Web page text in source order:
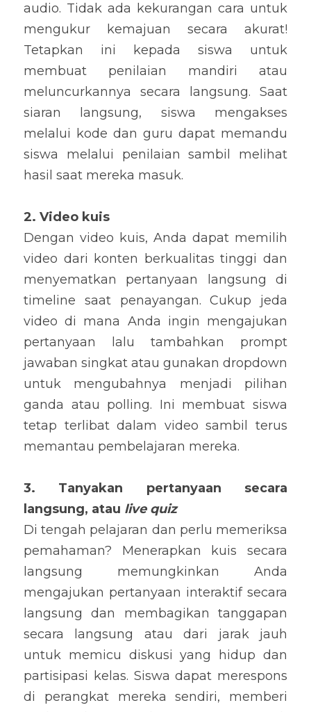
audio. Tidak ada kekurangan cara untuk
mengukur kemajuan secara akurat!
Tetapkan ini kepada siswa untuk
membuat penilaian mandiri atau
meluncurkannya secara langsung. Saat
siaran langsung, siswa mengakses
melalui kode dan guru dapat memandu
siswa melalui penilaian sambil melihat
hasil saat mereka masuk.
2. Video kuis
Dengan video kuis, Anda dapat memilih
video dari konten berkualitas tinggi dan
menyematkan pertanyaan langsung di
timeline saat penayangan. Cukup jeda
video di mana Anda ingin mengajukan
pertanyaan lalu tambahkan prompt
jawaban singkat atau gunakan dropdown
untuk mengubahnya menjadi pilihan
ganda atau polling. Ini membuat siswa
tetap terlibat dalam video sambil terus
memantau pembelajaran mereka.
3. Tanyakan pertanyaan secara
langsung, atau live quiz
Di tengah pelajaran dan perlu memeriksa
pemahaman? Menerapkan kuis secara
langsung memungkinkan Anda
mengajukan pertanyaan interaktif secara
langsung dan membagikan tanggapan
secara langsung atau dari jarak jauh
untuk memicu diskusi yang hidup dan
partisipasi kelas. Siswa dapat merespons
di perangkat mereka sendiri, memberi